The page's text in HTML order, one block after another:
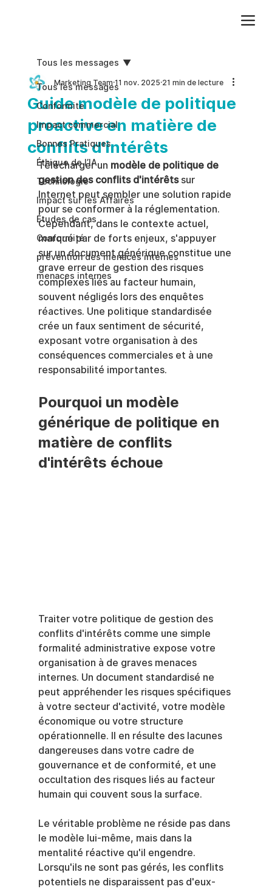
Tous les messages
Conformite
Impact commercial
Bonnes Pratiques
Éthique de l’IA
Technologie
Impact sur les Affaires
Études de cas
Conformité
prévention des menaces internes
menaces internes
Tous les messages
Guide modèle de politique
proactive en matière de
conflits d'intérêts
Marketing Team 11 nov. 2025 21 min de lecture
Télécharger un modèle de politique de
gestion des conflits d'intérêts sur
Internet peut sembler une solution rapide
pour se conformer à la réglementation.
Cependant, dans le contexte actuel,
marqué par de forts enjeux, s'appuyer
sur un document générique constitue une
grave erreur de gestion des risques
complexes liés au facteur humain,
souvent négligés lors des enquêtes
réactives. Une politique standardisée
crée un faux sentiment de sécurité,
exposant votre organisation à des
conséquences commerciales et à une
responsabilité importantes.
Pourquoi un modèle
générique de politique en
matière de conflits
d'intérêts échoue
Traiter votre politique de gestion des
conflits d'intérêts comme une simple
formalité administrative expose votre
organisation à de graves menaces
internes. Un document standardisé ne
peut appréhender les risques spécifiques
à votre secteur d'activité, votre modèle
économique ou votre structure
opérationnelle. Il en résulte des lacunes
dangereuses dans votre cadre de
gouvernance et de conformité, et une
occultation des risques liés au facteur
humain qui couvent sous la surface.
Le véritable problème ne réside pas dans
le modèle lui-même, mais dans la
mentalité réactive qu'il engendre.
Lorsqu'ils ne sont pas gérés, les conflits
potentiels ne disparaissent pas d'eux-